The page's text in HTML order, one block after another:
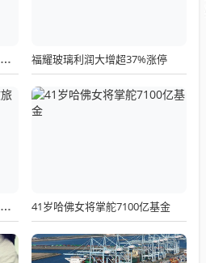
蔚来董事长李斌：创业至今仍是新兵 没有资格懈怠 福耀玻璃利润大增超37%涨停
警惕韩国资本抄底中国文旅是阴谋论吗 41岁哈佛女将掌舵7100亿基金